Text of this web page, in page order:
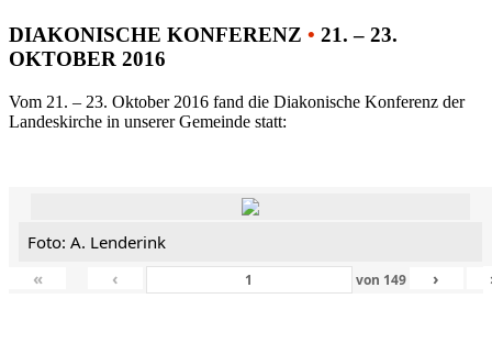
DIAKONISCHE KONFERENZ • 21. – 23.
OKTOBER 2016
Vom 21. – 23. Oktober 2016 fand die Diakonische Konferenz der
Landeskirche in unserer Gemeinde statt:
Foto: A. Lenderink
«
‹ von 149 ›